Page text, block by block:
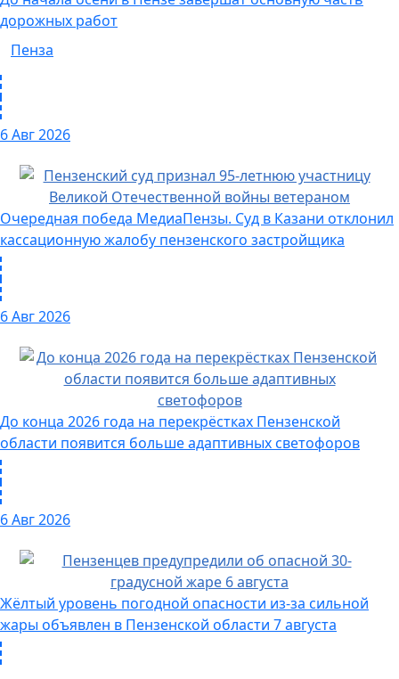
дорожных работ
Пенза
6 Авг 2026
Очередная победа МедиаПензы. Суд в Казани отклонил
кассационную жалобу пензенского застройщика
6 Авг 2026
До конца 2026 года на перекрёстках Пензенской
области появится больше адаптивных светофоров
6 Авг 2026
Жёлтый уровень погодной опасности из-за сильной
жары объявлен в Пензенской области 7 августа